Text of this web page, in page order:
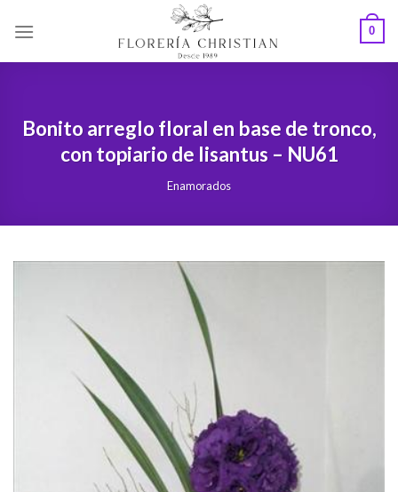
0
Bonito arreglo floral en base de tronco,
con topiario de lisantus – NU61
Enamorados